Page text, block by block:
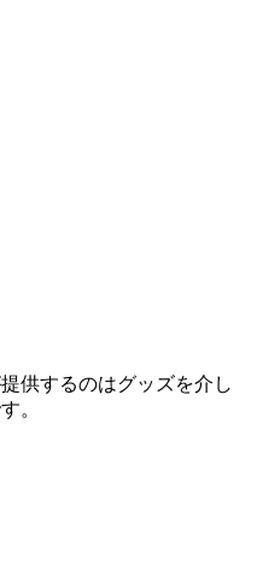
供するのはグッズを介し
。